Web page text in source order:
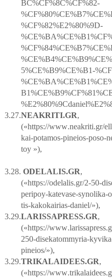
BC%CF%8C%CF%82-
%CF%80%CE%B7%CE%
%CF%82%E2%80%9D-
%CE%BA%CE%B1%CF
%CF%84%CE%B7%CE%
%CE%B4%CE%B9%CE%
5%CE%B9%CE%B1-%CF
%CE%BA%CE%B1%CE
B1%CE%B9%CF%81%
%E2%80%9Cdaniel%E
3.27.NEAKRITI.GR,
(«https://www.neakriti.gr/
kai-potamos-pineios-poso-
toy »),
3.28. ODELALIS.GR,
(«https://odelalis.gr/2-50-
peripoy-katevase-synolika-o
tis-kakokairias-daniel/»),
3.29.LARISSAPRESS.GR,
(«https://www.larissapress.
250-disekatommyria-kyvika
pineios/»),
3.29.TRIKALAIDEES.GR,
(«https://www.trikalaidees.